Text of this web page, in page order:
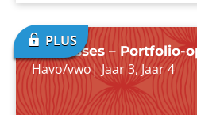
Interesses – Portfolio-
Havo/vwo|Jaar 3,Jaar 4